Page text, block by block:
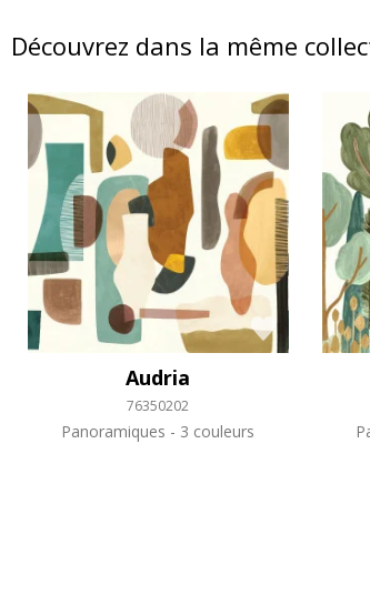
Découvrez dans la même
Audria
76350202
Panoramiques 3 couleurs